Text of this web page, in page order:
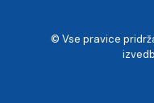
© Vse pravice